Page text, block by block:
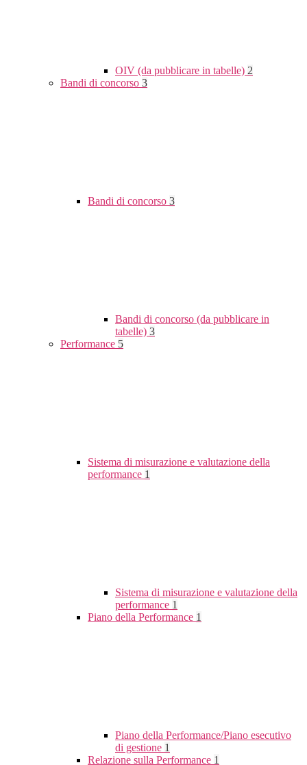
OIV (da pubblicare in tabelle) 2
Bandi di concorso 3
Bandi di concorso 3
Bandi di concorso (da pubblicare in
tabelle) 3
Performance 5
Sistema di misurazione e valutazione della
performance 1
Sistema di misurazione e valutazione della
performance 1
Piano della Performance 1
Piano della Performance/Piano esecutivo
di gestione 1
Relazione sulla Performance 1